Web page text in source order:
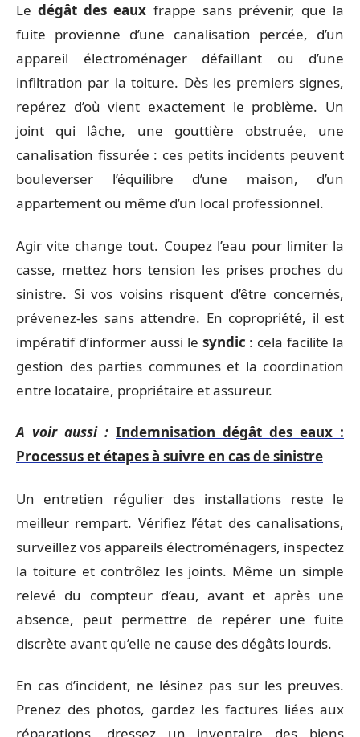
Ledégât des eaux frappe sans prévenir, que la
fuite provienne d’une canalisation percée, d’un
appareil électroménager défaillant ou d’une
infiltration par la toiture. Dès les premiers signes,
repérez d’où vient exactement le problème. Un
joint qui lâche, une gouttière obstruée, une
canalisation fissurée : ces petits incidents peuvent
bouleverser l’équilibre d’une maison, d’un
appartement ou même d’un local professionnel.
Agir vite change tout. Coupez l’eau pour limiter la
casse, mettez hors tension les prises proches du
sinistre. Si vos voisins risquent d’être concernés,
prévenez-les sans attendre. En copropriété, il est
impératif d’informer aussi le syndic : cela facilite la
gestion des parties communes et la coordination
entre locataire, propriétaire et assureur.
A voir aussi : Indemnisation dégât des eaux :
Processus et étapes à suivre en cas de sinistre
Un entretien régulier des installations reste le
meilleur rempart. Vérifiez l’état des canalisations,
surveillez vos appareils électroménagers, inspectez
la toiture et contrôlez les joints. Même un simple
relevé du compteur d’eau, avant et après une
absence, peut permettre de repérer une fuite
discrète avant qu’elle ne cause des dégâts lourds.
En cas d’incident, ne lésinez pas sur les preuves.
Prenez des photos, gardez les factures liées aux